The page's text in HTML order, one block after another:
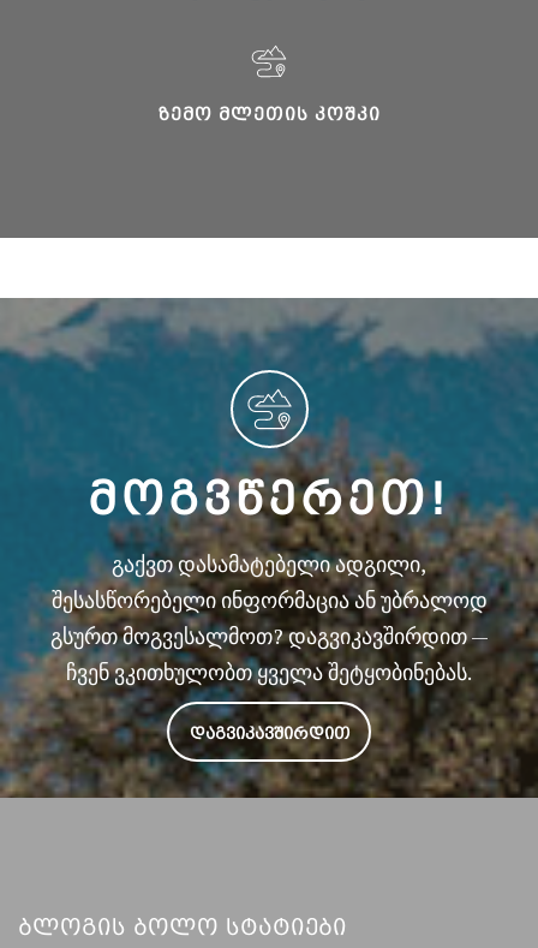
ᲖᲔᲛᲝ ᲛᲚᲔᲗᲘᲡ ᲙᲝᲨᲙᲘ
ᲛᲝᲒᲕᲬᲔᲠᲔᲗ!
გაქვთ დასამატებელი ადგილი,
შესასწორებელი ინფორმაცია ან უბრალოდ
გსურთ მოგვესალმოთ? დაგვიკავშირდით —
ჩვენ ვკითხულობთ ყველა შეტყობინებას.
ᲓᲐᲒᲕᲘᲙᲐᲕᲨᲘᲠᲓᲘᲗ
Ბლოგის Ბოლო Სტატიები